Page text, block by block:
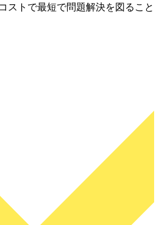
ストで最短で問題解決を図ること